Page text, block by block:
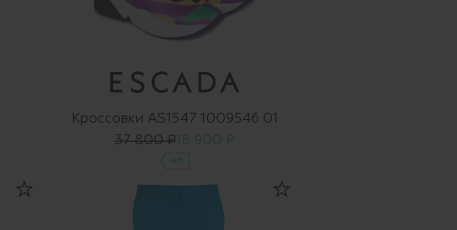
Кроссовки AS1547 1009546 01
37 800 ₽18 900 ₽
-50%